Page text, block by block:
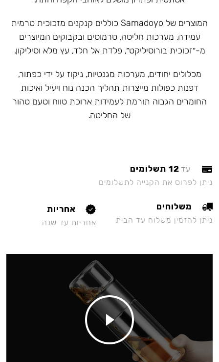
המוצרים של Samadoyo כוללים קנקנים מזכוכית טרמית
עמידה, מערכות חליטה, טרמוסים ובקבוקים המיוצרים
מ-״זכוכית בורוסיליקט״, פלדת אל חלד, עץ מלא וסיליקון.
מכלולים יחודים, מערכות מגנטיות, ניקוז על ידי כפתור,
דפנות כפולות מייצרות תהליך הכנה נוח ויעיל ואיכות
החומרים הגבוה תורמת לעמידות ארוכת טווח וטעם טהור
של החליטה.
עד 12 תשלומים
ניתן לפרוס את הקנייה לתשלומים
משלוחים
ניתן להזמין משלוח עד הבית
אחריות
אחריות עד שנה